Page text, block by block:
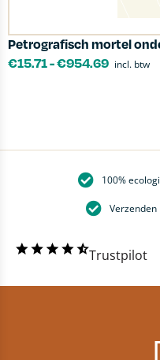
Petrografisch mortel
€15.71-€954.69 incl. btw
100%
Trustpilot